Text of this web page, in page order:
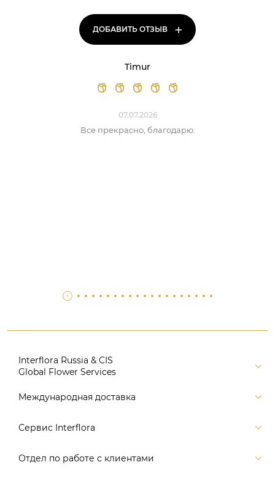
ДОБАВИТЬ ОТЗЫВ +
Timur
07.07.2026
Все прекрасно, благодарю.
Interflora Russia & CIS
Global Flower Services
Версия для печати
Поиск
Международная доставка
Россия
Европа
Сервис Interflora
Заказ и оплата
Отдел по работе с клиентами